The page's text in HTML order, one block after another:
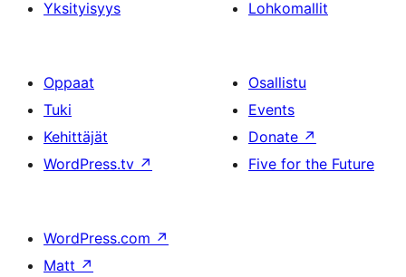
Yksityisyys
Lohkomallit
Oppaat
Tuki
Kehittäjät
WordPress.tv ↗
Osallistu
Events
Donate ↗
Five for the Future
WordPress.com ↗
Matt ↗